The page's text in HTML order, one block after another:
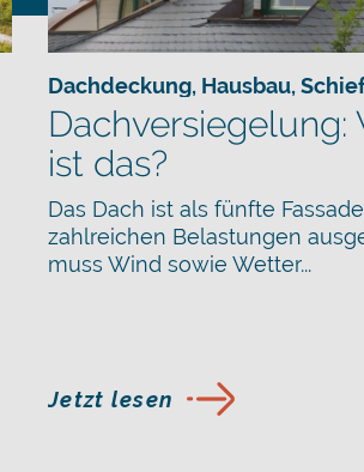
,Schiefer
Dachdeckung, Hausbau,
Dachversiegelung:
ist das?
Das Dach ist als fünfte Fassade
zahlreichen Belastungen
muss Wind sowie Wetter...
Jetzt lesen